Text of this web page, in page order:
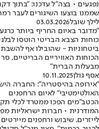
נפגעים • בצה"ל עדכנו: "בתוך
שממנו בוצעו השיגורים לעבר
לילך שובל03.03.2026
"מדובר באיום החריף ביותר
כוחות הצבא הבריטי הוטסו
ביטחוניות - שהובילו אף
הכוחות האוויריים הבריטיים,
מבעלות הברית"
אסף גולן10.11.2025
"אירופה בהיסטריה": החברה
האולטימטיבי" לאיום הרחפנים
הכטב"מים הפכו ממטרד לכלי
המודרנית • חברות ישראליות
לייזרים, שיבוש ורחפנים